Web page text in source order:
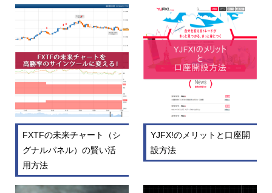
FXTFの未来チャート（シ
グナルパネル）の賢い活
用方法
YJFX!のメリットと口座開
設方法